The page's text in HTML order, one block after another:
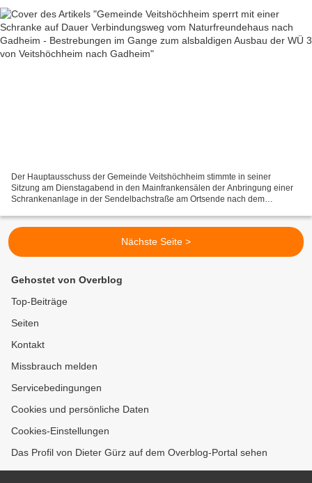
Der Hauptausschuss der Gemeinde Veitshöchheim stimmte in seiner
Sitzung am Dienstagabend in den Mainfrankensälen der Anbringung einer
Schrankenanlage in der Sendelbachstraße am Ortsende nach dem
Nächste Seite >
Gehostet von Overblog
Top-Beiträge
Seiten
Kontakt
Missbrauch melden
Servicebedingungen
Cookies und persönliche Daten
Cookies-Einstellungen
Das Profil von Dieter Gürz auf dem Overblog-Portal sehen